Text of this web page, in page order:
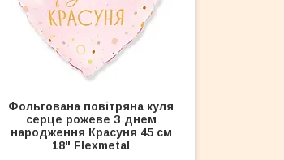
Фольгована повітряна куля
серце рожеве З днем
народження Красуня 45 см
18" Flexmetal